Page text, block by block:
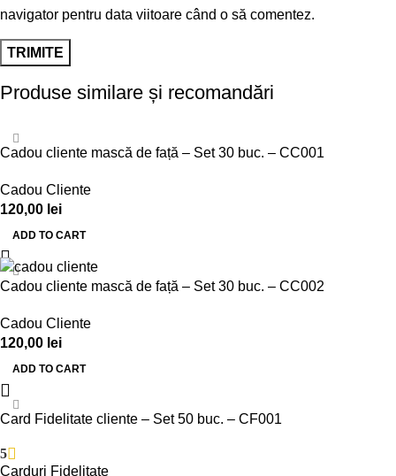
navigator pentru data viitoare când o să comentez.
Produse similare și recomandări
Cadou cliente mască de față – Set 30 buc. – CC001
Cadou Cliente
120,00 lei
ADD TO CART
Cadou cliente mască de față – Set 30 buc. – CC002
Cadou Cliente
120,00 lei
ADD TO CART
Card Fidelitate cliente – Set 50 buc. – CF001
5
Carduri Fidelitate